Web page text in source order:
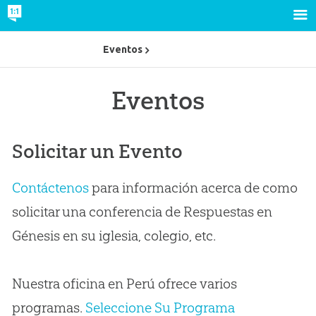
Eventos
Solicitar un Evento
Contáctenospara información acerca de como
solicitar una conferencia de Respuestas en
Génesis en su iglesia, colegio, etc.
Nuestra oficina en Perú ofrece varios
programas. Seleccione Su Programa
Eventos